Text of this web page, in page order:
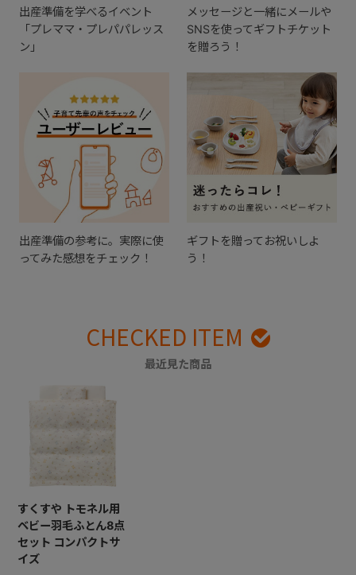
出産準備を学べるイベント
「プレママ・プレパパレッス
ン」
メッセージと一緒にメールや
SNSを使ってギフトチケット
を贈ろう！
出産準備の参考に。実際に使
ってみた感想をチェック！
ギフトを贈ってお祝いしよ
う！
CHECKED ITEM
最近見た商品
すくすや トモネル用
ベビー羽毛ふとん8点
セット コンパクトサ
イズ